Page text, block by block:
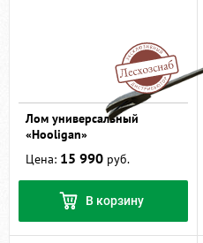
Лом универсальный
«Hooligan»
Цена: 15 990 руб.
В корзину